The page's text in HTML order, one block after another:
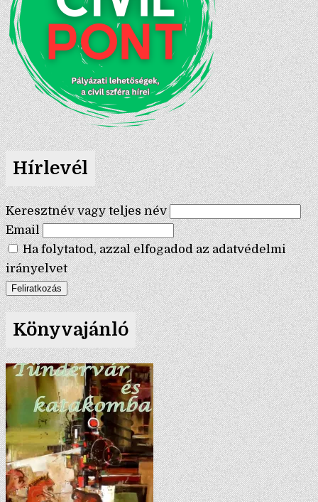
Hírlevél
Keresztnév vagy teljes név
Email
Ha folytatod, azzal elfogadod az adatvédelmi
irányelvet
Könyvajánló